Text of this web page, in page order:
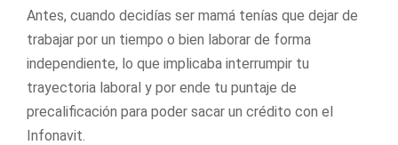
Antes, cuando decidías ser mamá tenías que dejar de
trabajar por un tiempo o bien laborar de forma
independiente, lo que implicaba interrumpir tu
trayectoria laboral y por ende tu puntaje de
precalificación para poder sacar un crédito con el
Infonavit.